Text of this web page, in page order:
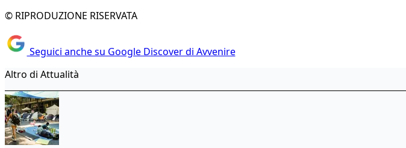
© RIPRODUZIONE RISERVATA
Seguici anche su Google Discover di Avvenire
Altro di Attualità